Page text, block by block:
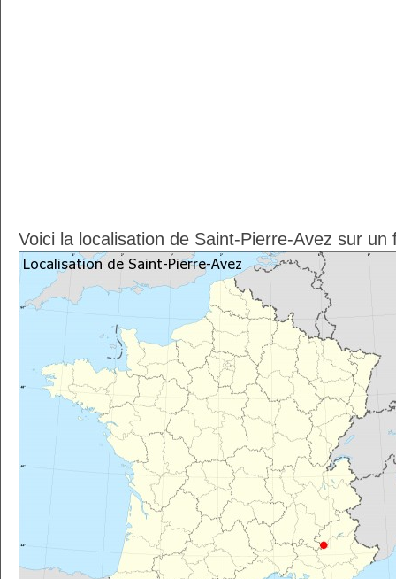
Voici la localisation de Saint-Pierre-Avez sur